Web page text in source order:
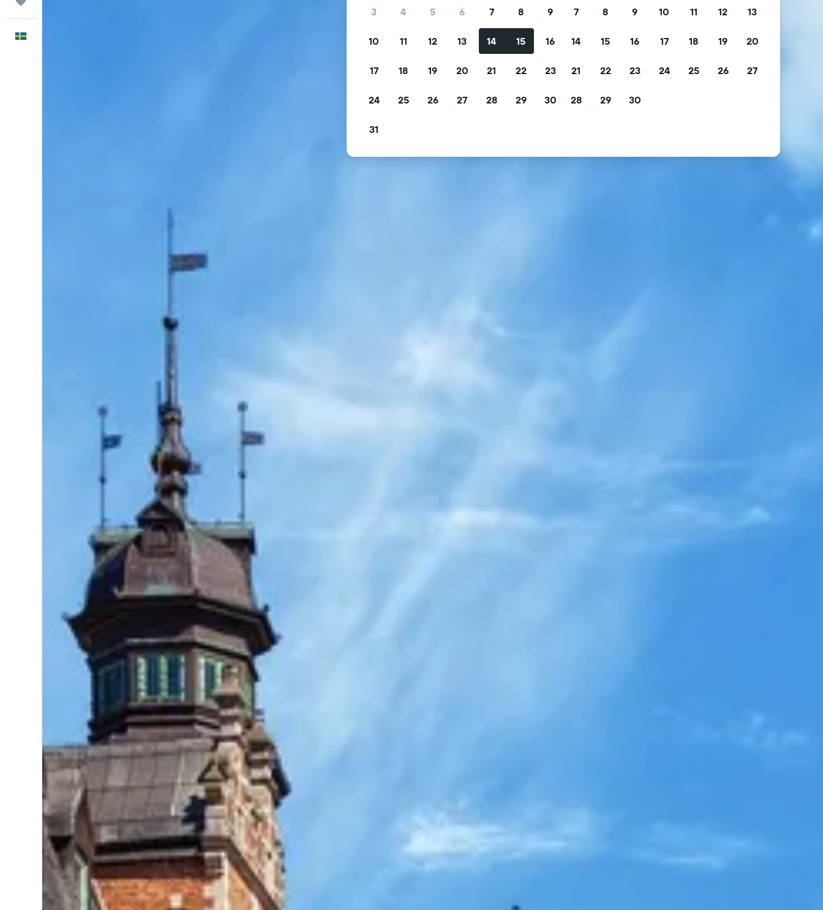
3 4 5 6 7 8 9
10 11 12 13 14 15 16
17 18 19 20 21 22 23
24 25 26 27 28 29 30
31
7 8 9 10 11 12 13
14 15 16 17 18 19 20
21 22 23 24 25 26 27
28 29 30